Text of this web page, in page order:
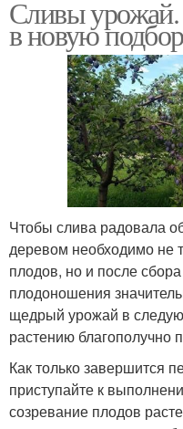
Сливы урожай.
в новую
Чтобы слива радовала
деревом необходимо не
плодов, но и после
плодоношения
щедрый урожай в
растению благополучно
Как только завершится
приступайте к
созревание плодов